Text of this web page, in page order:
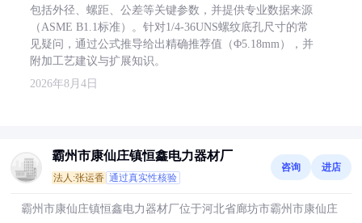
包括外径、螺距、公差等关键参数，并提供专业数据来源
（ASME B1.1标准）。针对1/4-36UNS螺纹底孔尺寸的常
见疑问，通过公式推导给出精确推荐值（Φ5.18mm），并
附加工艺建议与扩展知识。
2026年8月4日
霸州市康仙庄镇恒鑫电力器材厂
法人:张运香 通过真实性核验
咨询 进店
霸州市康仙庄镇恒鑫电力器材厂位于河北省廊坊市霸州市康仙庄